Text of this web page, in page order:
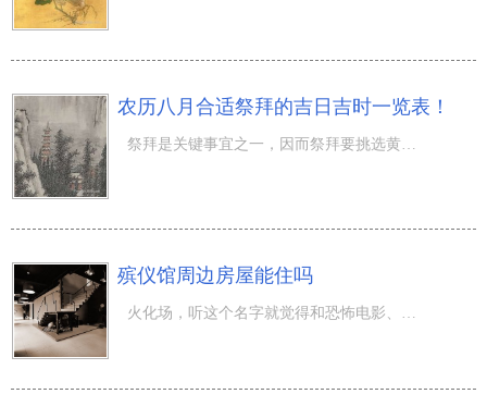
农历八月合适祭拜的吉日吉时一览表！
殡仪馆周边房屋能住吗